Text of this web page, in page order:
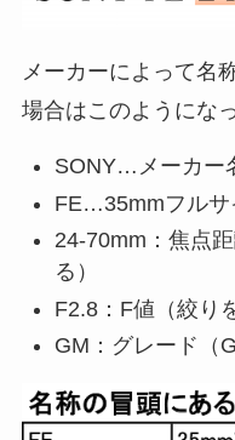
メーカーによって名
場合はこのようにな
SONY…メーカー
FE…35mmフルサ
24-70mm：焦点
る）
F2.8：F値（絞り
GM：グレード（